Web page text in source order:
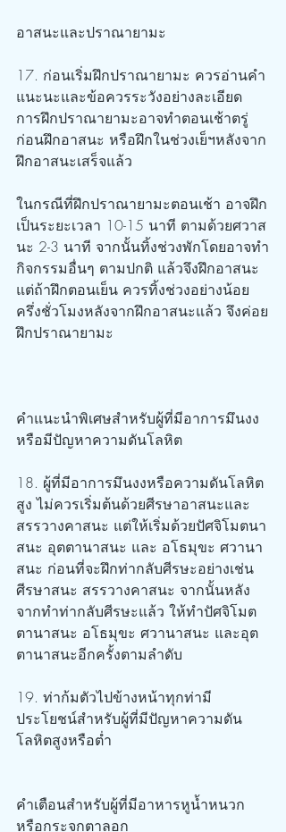
อาสนะและปราณายามะ
17. ก่อนเริ่มฝึกปราณายามะ ควรอ่านคำ
แนะนะและข้อควรระวังอย่างละเอียด
การฝึกปราณายามะอาจทำตอนเช้าตรู่
ก่อนฝึกอาสนะ หรือฝึกในช่วงเย็ฯหลังจาก
ฝึกอาสนะเสร็จแล้ว
ในกรณีที่ฝึกปราณายามะตอนเช้า อาจฝึก
เป็นระยะเวลา 10-15 นาที ตามด้วยศวาส
นะ 2-3 นาที จากนั้นทิ้งช่วงพักโดยอาจทำ
กิจกรรมอื่นๆ ตามปกติ แล้วจึงฝึกอาสนะ
แต่ถ้าฝึกตอนเย็น ควรทิ้งช่วงอย่างน้อย
ครึ่งชั่วโมงหลังจากฝึกอาสนะแล้ว จึงค่อย
ฝึกปราณายามะ
คำแนะนำพิเศษสำหรับผู้ที่มีอาการมึนงง
หรือมีปัญหาความดันโลหิต
18. ผู้ที่มีอาการมึนงงหรือความดันโลหิต
สูง ไม่ควรเริ่มต้นด้วยศีรษาอาสนะและ
สรรวางคาสนะ แต่ให้เริ่มด้วยปัศจิโมตนา
สนะ อุตตานาสนะ และ อโธมุขะ ศวานา
สนะ ก่อนที่จะฝึกท่ากลับศีรษะอย่างเช่น
ศีรษาสนะ สรรวางคาสนะ จากนั้นหลัง
จากทำท่ากลับศีรษะแล้ว ให้ทำปัศจิโมต
ตานาสนะ อโธมุขะ ศวานาสนะ และอุต
ตานาสนะอีกครั้งตามลำดับ
19. ท่าก้มตัวไปข้างหน้าทุกท่ามี
ประโยชน์สำหรับผู้ที่มีปัญหาความดัน
โลหิตสูงหรือต่ำ
คำเตือนสำหรับผู้ที่มีอาหารหูน้ำหนวก
หรือกระจกตาลอก